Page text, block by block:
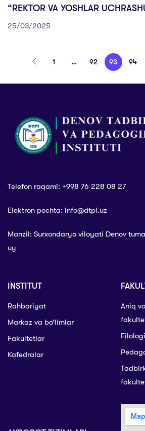
“REKTOR VA YOSHLAR
25/03/2025
1 … 92 93 94
Telefon raqami: +998 76 228 08 27
Elektron pochta: info@dtpi.uz
Manzil: Surxondaryo viloyati Denov
uy
INSTITUT
Rahbariyat
Markaz va bo’limlar
Fakultetlar
Kafedralar
Aniq